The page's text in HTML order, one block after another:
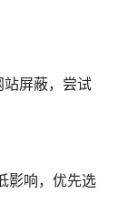
屏蔽，尝试
影响，优先选